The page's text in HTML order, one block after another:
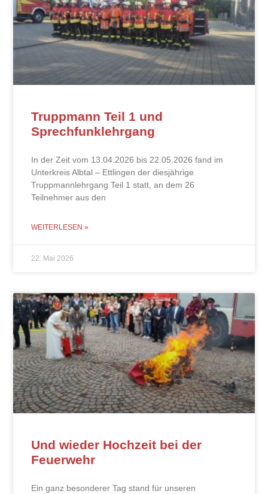
Truppmann Teil 1 und
Sprechfunklehrgang
In der Zeit vom 13.04.2026 bis 22.05.2026 fand im
Unterkreis Albtal – Ettlingen der diesjährige
Truppmannlehrgang Teil 1 statt, an dem 26
Teilnehmer aus den
WEITERLESEN »
22. Mai 2026
Und wieder Hochzeit bei der
Feuerwehr
Ein ganz besonderer Tag stand für unseren